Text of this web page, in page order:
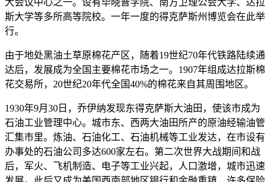
斯大学等多所高等院校。一年一度的得克萨斯州博览会在此举
行。
由于地处黑油土草原棉花产区，随着19世纪70年代铁路陆续通
达后，发展成为全国主要棉花市场之一。1907年组成达拉斯棉
花交易所，20世纪20年代全国40%的棉花来自其周围地区。
1930年9月30日，乔伊纳发现东得克萨斯大油田，使该市成为
石油工业管理中心。城市东、西两大油田所产的原油经输油管
汇集市里。炼油、石油化工、石油机械等工业发达，在市设有
办事处的石油公司多达600家左右。第二次世界大战期间和战
后，军火、飞机制造、电子等工业兴起，人口激增，城市迅速